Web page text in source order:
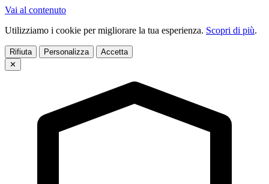
Vai al contenuto
Utilizziamo i cookie per migliorare la tua esperienza. Scopri di più.
Rifiuta Personalizza
Accetta
✕